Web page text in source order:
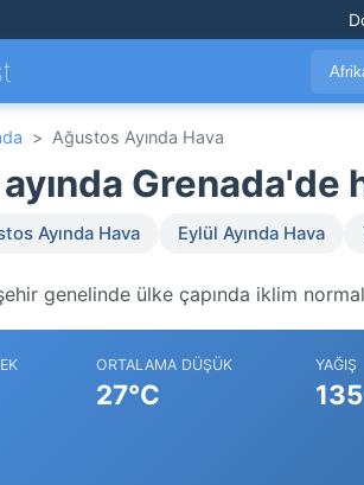
> Ağustos Ayında Hava
Grenada'de
Ayında Hava Eylül Ayında Hava
genelinde ülke çapında iklim
ORTALAMA DÜŞÜK
27°C
YAĞIŞ